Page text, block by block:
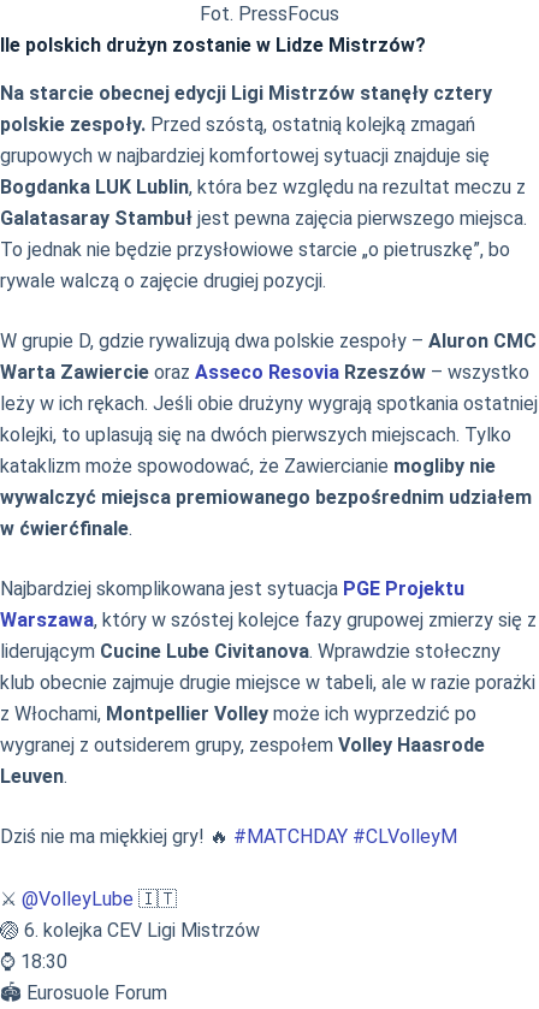
Fot. PressFocus
Ile polskich drużyn zostanie w Lidze Mistrzów?
Na starcie obecnej edycji Ligi Mistrzów stanęły cztery
polskie zespoły. Przed szóstą, ostatnią kolejką zmagań
grupowych w najbardziej komfortowej sytuacji znajduje się
Bogdanka LUK Lublin, która bez względu na rezultat meczu z
Galatasaray Stambuł jest pewna zajęcia pierwszego miejsca.
To jednak nie będzie przysłowiowe starcie „o pietruszkę”, bo
rywale walczą o zajęcie drugiej pozycji.
W grupie D, gdzie rywalizują dwa polskie zespoły – Aluron CMC
Warta Zawiercie oraz Asseco Resovia Rzeszów – wszystko
leży w ich rękach. Jeśli obie drużyny wygrają spotkania ostatniej
kolejki, to uplasują się na dwóch pierwszych miejscach. Tylko
kataklizm może spowodować, że Zawiercianie mogliby nie
wywalczyć miejsca premiowanego bezpośrednim udziałem
w ćwierćfinale.
Najbardziej skomplikowana jest sytuacja PGE Projektu
Warszawa, który w szóstej kolejce fazy grupowej zmierzy się z
liderującym Cucine Lube Civitanova. Wprawdzie stołeczny
klub obecnie zajmuje drugie miejsce w tabeli, ale w razie porażki
z Włochami, Montpellier Volley może ich wyprzedzić po
wygranej z outsiderem grupy, zespołem Volley Haasrode
Leuven.
Dziś nie ma miękkiej gry! 🔥 #MATCHDAY #CLVolleyM
⚔️ @VolleyLube 🇮🇹
🏐 6. kolejka CEV Ligi Mistrzów
⌚️ 18:30
🏟️ Eurosuole Forum